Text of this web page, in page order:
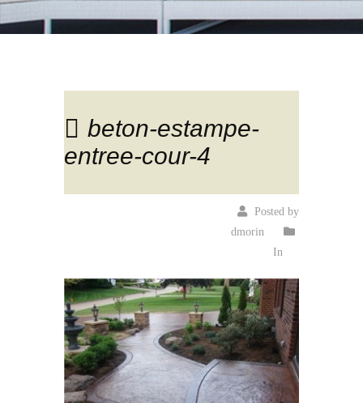
beton-estampe-
entree-cour-4
Posted by
dmorin
In